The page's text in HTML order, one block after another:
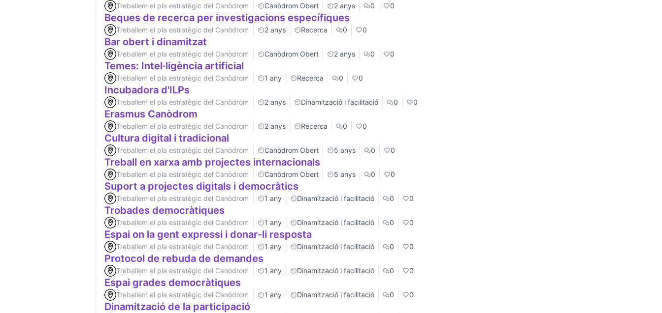
Treballem el pla estratègic del Canòdrom Canòdrom Obert 2 anys 0 0
Beques de recerca per investigacions específiques
Treballem el pla estratègic del Canòdrom 2 anys Recerca 0 0
Bar obert i dinamitzat
Treballem el pla estratègic del Canòdrom Canòdrom Obert 2 anys 0 0
Temes: Intel·ligència artificial
Treballem el pla estratègic del Canòdrom 1 any Recerca 0 0
Incubadora d'ILPs
Treballem el pla estratègic del Canòdrom 2 anys Dinamització i facilitació 0 0
Erasmus Canòdrom
Treballem el pla estratègic del Canòdrom 2 anys Recerca 0 0
Cultura digital i tradicional
Treballem el pla estratègic del Canòdrom Canòdrom Obert 5 anys 0 0
Treball en xarxa amb projectes internacionals
Treballem el pla estratègic del Canòdrom Canòdrom Obert 5 anys 0 0
Suport a projectes digitals i democràtics
Treballem el pla estratègic del Canòdrom 1 any Dinamització i facilitació 0 0
Trobades democràtiques
Treballem el pla estratègic del Canòdrom 1 any Dinamització i facilitació 0 0
Espai on la gent expressi i donar-li resposta
Treballem el pla estratègic del Canòdrom 1 any Dinamització i facilitació 0 0
Protocol de rebuda de demandes
Treballem el pla estratègic del Canòdrom 1 any Dinamització i facilitació 0 0
Espai grades democràtiques
Treballem el pla estratègic del Canòdrom 1 any Dinamització i facilitació 0 0
Dinamització de la participació